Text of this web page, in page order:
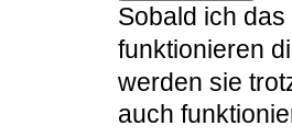
Sobald ich das
funktionieren
werden sie
auch